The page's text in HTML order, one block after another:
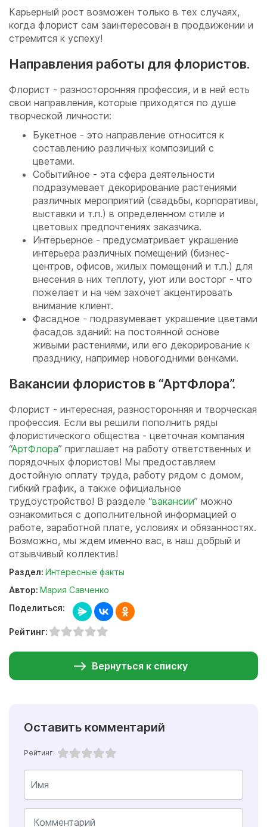
Карьерный рост возможен только в тех случаях,
когда флорист сам заинтересован в продвижении и
стремится к успеху!
Направления работы для флористов.
Флорист - разносторонняя профессия, и в ней есть
свои направления, которые приходятся по душе
творческой личности:
Букетное - это направление относится к
составлению различных композиций с
цветами.
Событийное - эта сфера деятельности
подразумевает декорирование растениями
различных мероприятий (свадьбы, корпоративы,
выставки и т.п.) в определенном стиле и
цветовых предпочтениях заказчика.
Интерьерное - предусматривает украшение
интерьера различных помещений (бизнес-
центров, офисов, жилых помещений и т.п.) для
внесения в них теплоту, уют или восторг - что
пожелает и на чем захочет акцентировать
внимание клиент.
Фасадное - подразумевает украшение цветами
фасадов зданий: на постоянной основе
живыми растениями, или его декорирование к
празднику, например новогодними венками.
Вакансии флористов в “АртФлора”.
Флорист - интересная, разносторонняя и творческая
профессия. Если вы решили пополнить ряды
флористического общества - цветочная компания
“АртФлора” приглашает на работу ответственных и
порядочных флористов! Мы предоставляем
достойную оплату труда, работу рядом с домом,
гибкий график, а также официальное
трудоустройство! В разделе “вакансии” можно
ознакомиться с дополнительной информацией о
работе, заработной плате, условиях и обязанностях.
Возможно, мы ждем именно вас, в наш добрый и
отзывчивый коллектив!
Раздел: Интересные факты
Автор: Мария Савченко
Поделиться:
Рейтинг:
Вернуться к списку
Оставить комментарий
Рейтинг: